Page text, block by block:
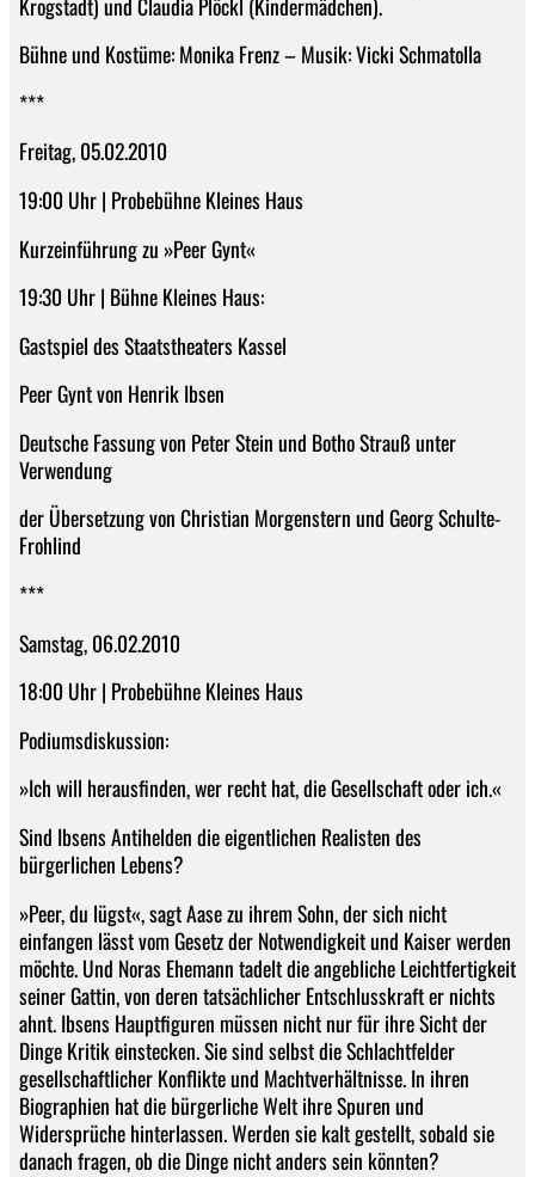
Bühne und Kostüme: Monika Frenz – Musik: Vicki Schmatolla
***
Freitag, 05.02.2010
19:00 Uhr | Probebühne Kleines Haus
Kurzeinführung zu »Peer Gynt«
19:30 Uhr | Bühne Kleines Haus:
Gastspiel des Staatstheaters Kassel
Peer Gynt von Henrik Ibsen
Deutsche Fassung von Peter Stein und Botho Strauß unter
Verwendung
der Übersetzung von Christian Morgenstern und Georg Schulte-
Frohlind
***
Samstag, 06.02.2010
18:00 Uhr | Probebühne Kleines Haus
Podiumsdiskussion:
»Ich will herausfinden, wer recht hat, die Gesellschaft oder ich.«
Sind Ibsens Antihelden die eigentlichen Realisten des
bürgerlichen Lebens?
»Peer, du lügst«, sagt Aase zu ihrem Sohn, der sich nicht
einfangen lässt vom Gesetz der Notwendigkeit und Kaiser werden
möchte. Und Noras Ehemann tadelt die angebliche Leichtfertigkeit
seiner Gattin, von deren tatsächlicher Entschlusskraft er nichts
ahnt. Ibsens Hauptfiguren müssen nicht nur für ihre Sicht der
Dinge Kritik einstecken. Sie sind selbst die Schlachtfelder
gesellschaftlicher Konflikte und Machtverhältnisse. In ihren
Biographien hat die bürgerliche Welt ihre Spuren und
Widersprüche hinterlassen. Werden sie kalt gestellt, sobald sie
danach fragen, ob die Dinge nicht anders sein könnten?